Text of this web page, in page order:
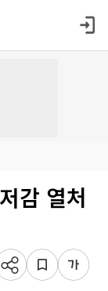
감 열처